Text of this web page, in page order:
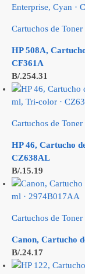
Cartuchos de
HP 508A,
CF361A
B/.254.31
Cartuchos de
HP 46, Cartucho
CZ638AL
B/.15.19
Cartuchos de
Canon, Cartucho
B/.24.17